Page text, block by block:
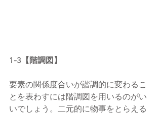
1-3【階調図】
要素の関係度合いが諧調的に変わるこ
とを表わすには階調図を用いるのがい
いでしょう。二元的に物事をとらえる